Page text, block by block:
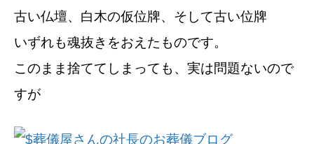
古い仏壇、白木の仮位牌、そして古い位牌
いずれも魂抜きをおえたものです。
このまま捨ててしまっても、実は問題ないので
すが